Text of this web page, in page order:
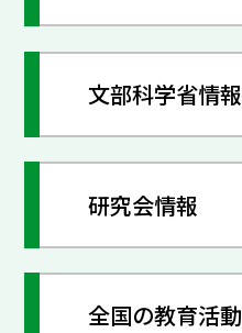
文部科学省情報
研究会情報
全国の教育活動